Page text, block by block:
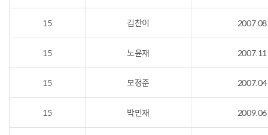
15 김찬이 2007.08
15 노윤재 2007.11
15 모정준 2007.04
15 박민재 2009.06